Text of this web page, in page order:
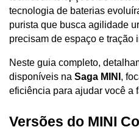
tecnologia de baterias
purista que busca agilidade
precisam de espaço e tração
Neste guia completo,
disponíveis na Saga MINI ,
eficiência para ajudar você a
Versões do MINI